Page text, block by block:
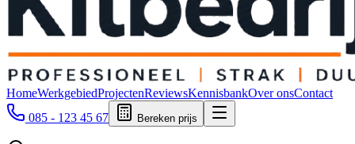
HomeWerkgebiedProjectenReviewsKennisbankOver onsContact
085 - 123 45 67
Bereken prijs